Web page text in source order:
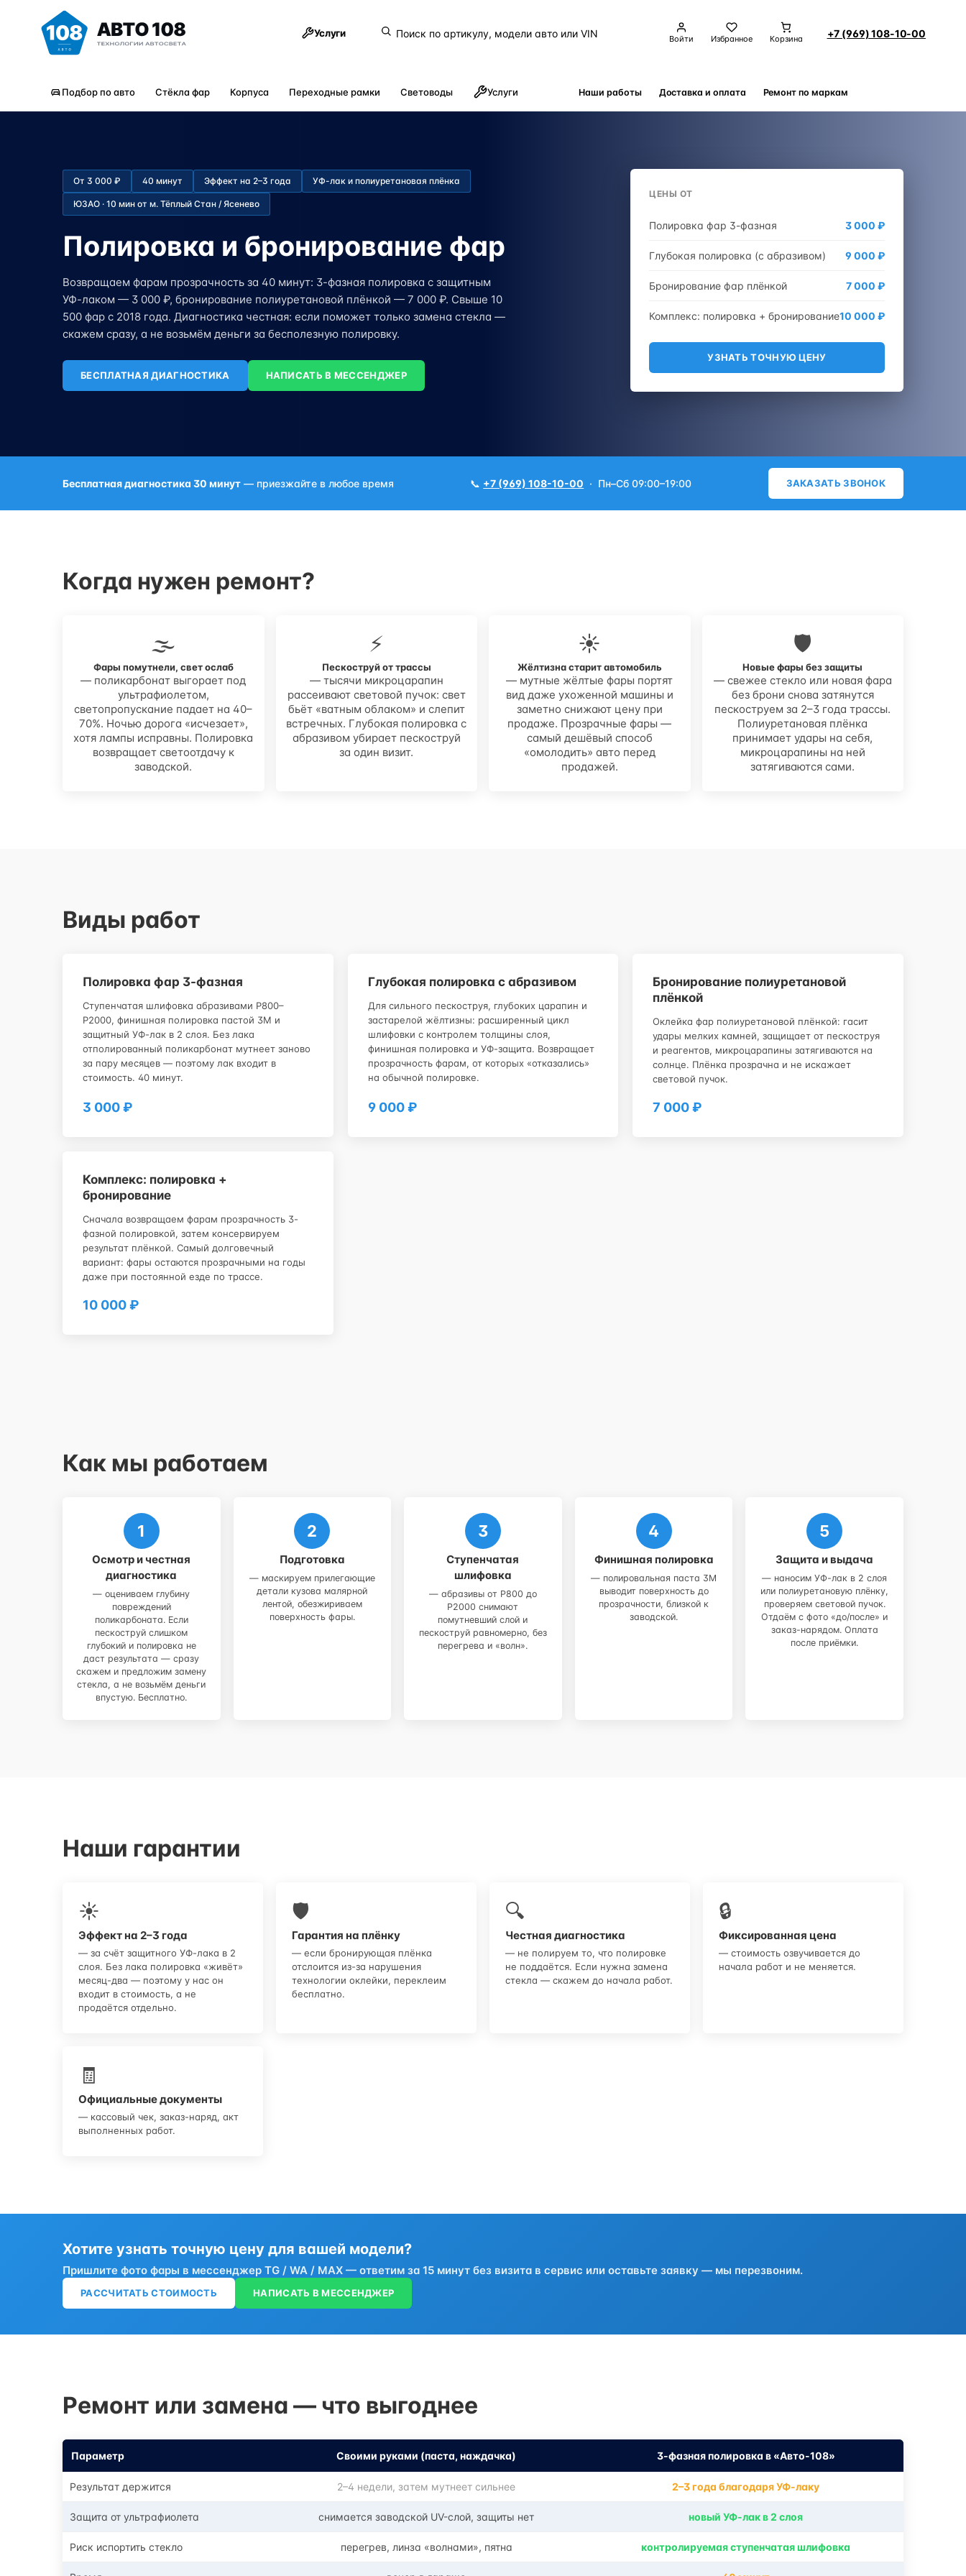
Услуги Войти Избранное Корзина +7 (969) 108-10-00
Подбор по авто Стёкла фар Корпуса Переходные рамки Световоды Услуги Наши работы Доставка и оплата Ремонт по маркам
От 3 000 ₽ 40 минут Эффект на 2–3 года УФ-лак и полиуретановая плёнка
ЮЗАО · 10 мин от м. Тёплый Стан / Ясенево
Полировка и бронирование фар
Возвращаем фарам прозрачность за 40 минут: 3-фазная полировка с защитным
УФ-лаком — 3 000 ₽, бронирование полиуретановой плёнкой — 7 000 ₽. Свыше 10
500 фар с 2018 года. Диагностика честная: если поможет только замена стекла —
скажем сразу, а не возьмём деньги за бесполезную полировку.
БЕСПЛАТНАЯ ДИАГНОСТИКА НАПИСАТЬ В МЕССЕНДЖЕР
ЦЕНЫ ОТ
Полировка фар 3-фазная 3 000 ₽
Глубокая полировка (с абразивом) 9 000 ₽
Бронирование фар плёнкой 7 000 ₽
Комплекс: полировка + бронирование10 000 ₽
УЗНАТЬ ТОЧНУЮ ЦЕНУ
Бесплатная диагностика 30 минут — приезжайте в любое время 📞 +7 (969) 108-10-00 · Пн–Сб 09:00–19:00 ЗАКАЗАТЬ ЗВОНОК
Когда нужен ремонт?
🌫
Фары помутнели, свет ослаб
— поликарбонат выгорает под
ультрафиолетом,
светопропускание падает на 40–
70%. Ночью дорога «исчезает»,
хотя лампы исправны. Полировка
возвращает светоотдачу к
заводской.
⚡
Пескоструй от трассы
— тысячи микроцарапин
рассеивают световой пучок: свет
бьёт «ватным облаком» и слепит
встречных. Глубокая полировка с
абразивом убирает пескоструй
за один визит.
☀
Жёлтизна старит автомобиль
— мутные жёлтые фары портят
вид даже ухоженной машины и
заметно снижают цену при
продаже. Прозрачные фары —
самый дешёвый способ
«омолодить» авто перед
продажей.
🛡
Новые фары без защиты
— свежее стекло или новая фара
без брони снова затянутся
пескоструем за 2–3 года трассы.
Полиуретановая плёнка
принимает удары на себя,
микроцарапины на ней
затягиваются сами.
Виды работ
Полировка фар 3-фазная
Ступенчатая шлифовка абразивами P800–
P2000, финишная полировка пастой 3M и
защитный УФ-лак в 2 слоя. Без лака
отполированный поликарбонат мутнеет заново
за пару месяцев — поэтому лак входит в
стоимость. 40 минут.
3 000 ₽
Глубокая полировка с абразивом
Для сильного пескоструя, глубоких царапин и
застарелой жёлтизны: расширенный цикл
шлифовки с контролем толщины слоя,
финишная полировка и УФ-защита. Возвращает
прозрачность фарам, от которых «отказались»
на обычной полировке.
9 000 ₽
Бронирование полиуретановой
плёнкой
Оклейка фар полиуретановой плёнкой: гасит
удары мелких камней, защищает от пескоструя
и реагентов, микроцарапины затягиваются на
солнце. Плёнка прозрачна и не искажает
световой пучок.
7 000 ₽
Комплекс: полировка +
бронирование
Сначала возвращаем фарам прозрачность 3-
фазной полировкой, затем консервируем
результат плёнкой. Самый долговечный
вариант: фары остаются прозрачными на годы
даже при постоянной езде по трассе.
10 000 ₽
Как мы работаем
Осмотр и честная
диагностика
— оцениваем глубину
повреждений
поликарбоната. Если
пескоструй слишком
глубокий и полировка не
даст результата — сразу
скажем и предложим замену
стекла, а не возьмём деньги
впустую. Бесплатно.
Подготовка
— маскируем прилегающие
детали кузова малярной
лентой, обезжириваем
поверхность фары.
Ступенчатая
шлифовка
— абразивы от P800 до
P2000 снимают
помутневший слой и
пескоструй равномерно, без
перегрева и «волн».
Финишная полировка
— полировальная паста 3M
выводит поверхность до
прозрачности, близкой к
заводской.
Защита и выдача
— наносим УФ-лак в 2 слоя
или полиуретановую плёнку,
проверяем световой пучок.
Отдаём с фото «до/после» и
заказ-нарядом. Оплата
после приёмки.
Наши гарантии
☀
Эффект на 2–3 года
— за счёт защитного УФ-лака в 2
слоя. Без лака полировка «живёт»
месяц-два — поэтому у нас он
входит в стоимость, а не
продаётся отдельно.
🛡
Гарантия на плёнку
— если бронирующая плёнка
отслоится из-за нарушения
технологии оклейки, переклеим
бесплатно.
🔍
Честная диагностика
— не полируем то, что полировке
не поддаётся. Если нужна замена
стекла — скажем до начала работ.
🔒
Фиксированная цена
— стоимость озвучивается до
начала работ и не меняется.
🧾
Официальные документы
— кассовый чек, заказ-наряд, акт
выполненных работ.
Хотите узнать точную цену для вашей модели?
Пришлите фото фары в мессенджер TG / WA / MAX — ответим за 15 минут без визита в сервис или оставьте заявку — мы перезвоним.
РАССЧИТАТЬ СТОИМОСТЬ НАПИСАТЬ В МЕССЕНДЖЕР
Ремонт или замена — что выгоднее
Параметр Своими руками (паста, наждачка) 3-фазная полировка в «Авто-108»
Результат держится 2–4 недели, затем мутнеет сильнее 2–3 года благодаря УФ-лаку
Защита от ультрафиолета снимается заводской UV-слой, защиты нет новый УФ-лак в 2 слоя
Риск испортить стекло перегрев, линза «волнами», пятна контролируемая ступенчатая шлифовка